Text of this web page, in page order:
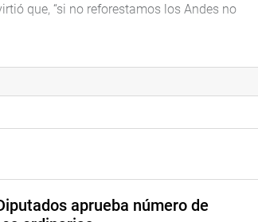
que, “si no reforestamos los Andes no
los tres niveles de gobiernos y la inversión
que afectará a todos.
aprueba número de